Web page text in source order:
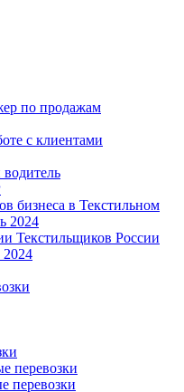
по продажам
с клиентами
бизнеса в Текстильном
2024
Текстильщиков России
2024
перевозки
перевозки